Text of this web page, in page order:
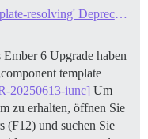
Umgang mit der 'component-template-resolving' Deprecation
6 Upgrade haben
template
20250613-iunc] Um
zu erhalten, öffnen Sie
(F12) und suchen Sie